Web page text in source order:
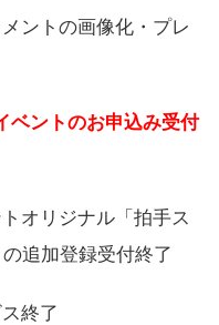
ントの画像化・プレ
ントのお申込み受付
オリジナル「拍手ス
追加登録受付終了
終了